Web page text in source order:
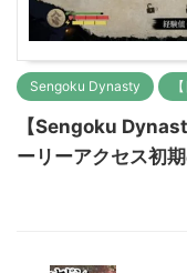
Sengoku Dynasty
【Sengoku
ーリーアクセス初